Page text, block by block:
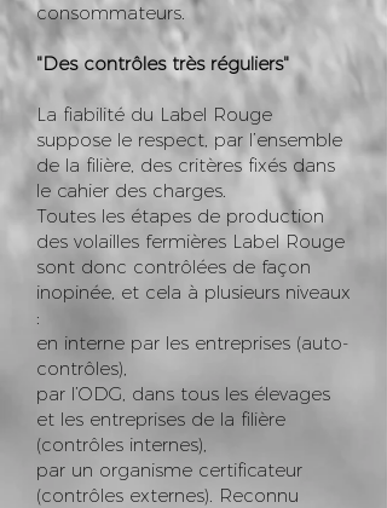
consommateurs.
"Des contrôles très réguliers"
La fiabilité du Label Rouge
suppose le respect, par l’ensemble
de la filière, des critères fixés dans
le cahier des charges.
Toutes les étapes de production
des volailles fermières Label Rouge
sont donc contrôlées de façon
inopinée, et cela à plusieurs niveaux
:
en interne par les entreprises (auto-
contrôles),
par l’ODG, dans tous les élevages
et les entreprises de la filière
(contrôles internes),
par un organisme certificateur
(contrôles externes). Reconnu